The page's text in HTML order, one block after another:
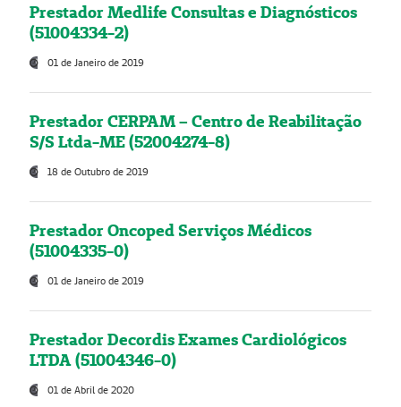
Prestador Medlife Consultas e Diagnósticos
(51004334-2)
01 de Janeiro de 2019
Prestador CERPAM – Centro de Reabilitação
S/S Ltda-ME (52004274-8)
18 de Outubro de 2019
Prestador Oncoped Serviços Médicos
(51004335-0)
01 de Janeiro de 2019
Prestador Decordis Exames Cardiológicos
LTDA (51004346-0)
01 de Abril de 2020